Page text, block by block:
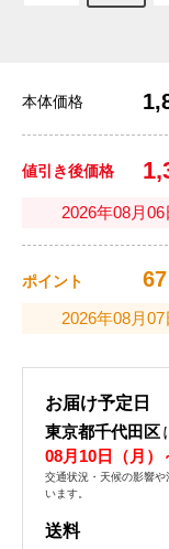
本体価格
値引き後価格
2026年08月
ポイント 67
2026年08月
お届け予定日
東京都千代田区
08月10日（月）
交通状況・天候の影響
います。
送料